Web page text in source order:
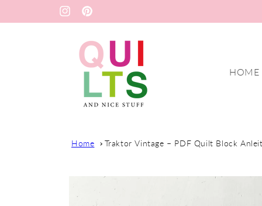
Inhalt
InstagramPinterest
HOME
Home Traktor Vintage – PDF Quilt Block
Produktinformationen
springen